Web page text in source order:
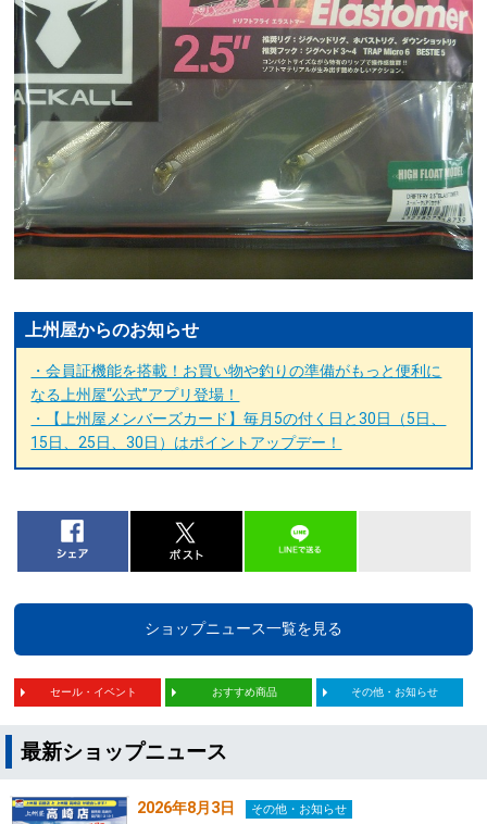
上州屋からのお知らせ
・会員証機能を搭載！お買い物や釣りの準備がもっと便利に
なる上州屋“公式”アプリ登場！
・【上州屋メンバーズカード】毎月5の付く日と30日（5日、
15日、25日、30日）はポイントアップデー！
ショップニュース一覧を見る
セール・イベント おすすめ商品 その他・お知らせ
最新ショップニュース
2026年8月3日 その他・お知らせ